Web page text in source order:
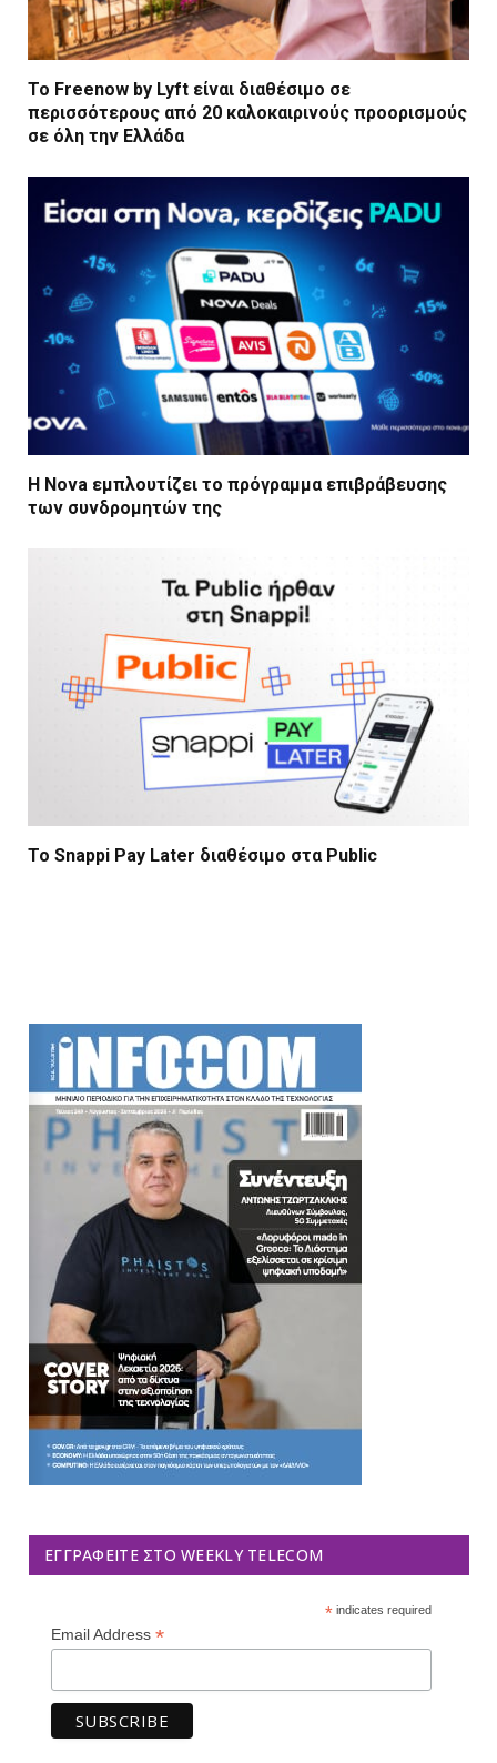
Το Freenow by Lyft είναι διαθέσιμο σε
περισσότερους από 20 καλοκαιρινούς προορισμούς
σε όλη την Ελλάδα
Η Nova εμπλουτίζει το πρόγραμμα επιβράβευσης
των συνδρομητών της
Το Snappi Pay Later διαθέσιμο στα Public
ΕΓΓΡΑΦΕΊΤΕ ΣΤΟ WEEKLY TELECOM
*indicates required
Email Address *